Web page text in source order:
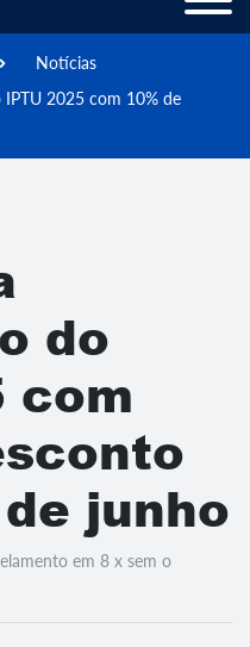
Notícias
IPTU 2025 com 10% de
do
com
junho
em 8 x sem o